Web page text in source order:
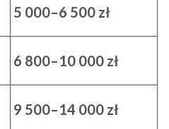
5 000–6 500 zł
6 800–10 000 zł
9 500–14 000 zł